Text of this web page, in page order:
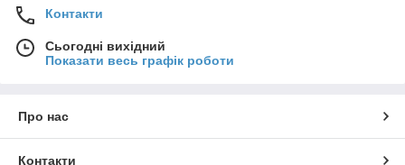
Контакти
Сьогодні вихідний
Показати весь графік роботи
Про нас
Контакти